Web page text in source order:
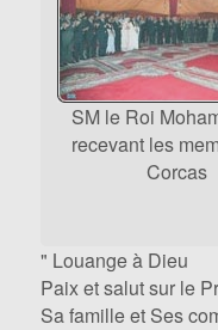
SM le Roi
recevant les
Corcas
" Louange à Dieu
Paix et salut sur le
Sa famille et Ses